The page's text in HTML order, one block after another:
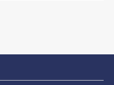
парашют» ко Дню